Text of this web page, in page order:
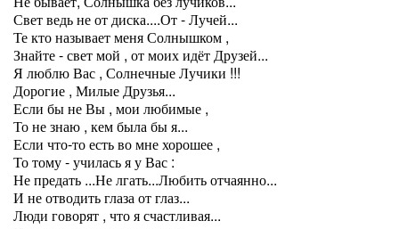
Свет ведь не от диска....От - Лучей...
Те кто называет меня Солнышком ,
Знайте - свет мой , от моих идёт Друзей...
Я люблю Вас , Солнечные Лучики !!!
Дорогие , Милые Друзья...
Если бы не Вы , мои любимые ,
То не знаю , кем была бы я...
Если что-то есть во мне хорошее ,
То тому - училась я у Вас :
Не предать ...Не лгать...Любить отчаянно...
И не отводить глаза от глаз...
Люди говорят , что я счастливая...